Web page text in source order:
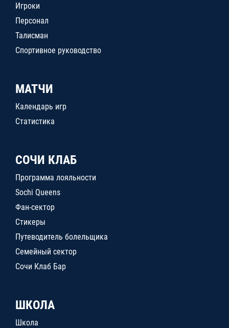
Игроки
Персонал
Талисман
Спортивное руководство
МАТЧИ
Календарь игр
Статистика
СОЧИ КЛАБ
Программа лояльности
Sochi Queens
Фан-сектор
Стикеры
Путеводитель болельщика
Семейный сектор
Сочи Клаб Бар
ШКОЛА
Школа